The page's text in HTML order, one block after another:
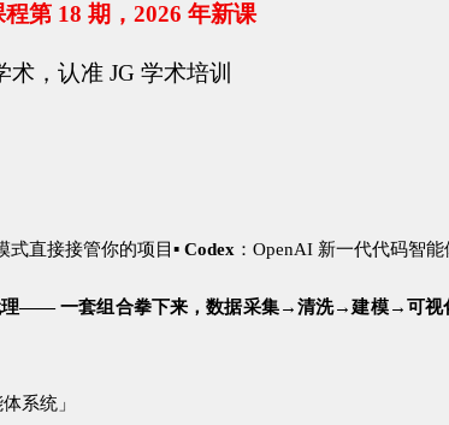
第 18 期，2026 年新课
术，认准 JG 学术培训
式直接接管你的项目 ▪ Codex ： OpenAI 新一代代码智
——一套组合拳下来，数据采集→清洗→建模→可视
系统」